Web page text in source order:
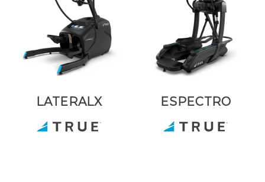
LATERALX ESPECTRO